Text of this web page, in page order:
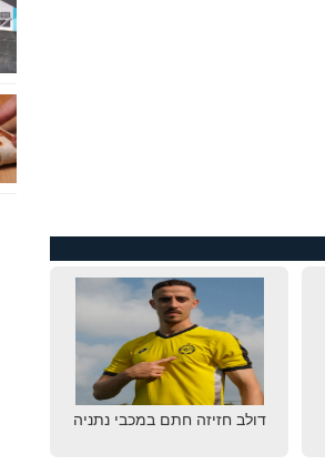
דולב חזיזה חתם במכבי נתניה